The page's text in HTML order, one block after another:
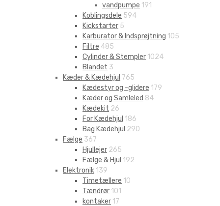
vandpumpe 191
Koblingsdele 594
Kickstarter 5
Karburator & Indsprøjtning 105
Filtre 485
Cylinder & Stempler 1024
Blandet 3
Kæder & Kædehjul 765
Kædestyr og -glidere 179
Kæder og Samleled 84
Kædekit 26
For Kædehjul 186
Bag Kædehjul 290
Fælge 367
Hjullejer 265
Fælge & Hjul 192
Elektronik 139
Timetællere 10
Tændrør 101
kontaker 17